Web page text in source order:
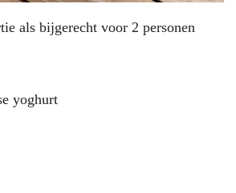
als bijgerecht voor 2 personen
yoghurt